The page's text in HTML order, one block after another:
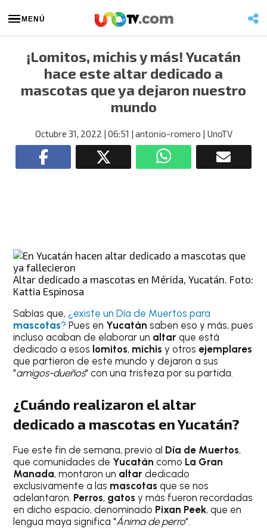
MENÚ
¡Lomitos, michis y más! Yucatán
hace este altar dedicado a
mascotas que ya dejaron nuestro
mundo
Octubre 31, 2022 | 06:51 | antonio-romero | UnoTV
Altar dedicado a mascotas en Mérida, Yucatán. Foto:
Kattia Espinosa
Sabías que,¿existe un Día de Muertos para
mascotas? Pues en Yucatán saben eso y más, pues
incluso acaban de elaborar un altar que está
dedicado a esos lomitos, michisy otros ejemplares
que partieron de este mundo y dejaron a sus
"amigos-dueños" con una tristeza por su partida.
¿Cuándo realizaron el altar
dedicado a mascotas en Yucatán?
Fue este fin de semana, previo al Día de Muertos,
que comunidades de Yucatán como La Gran
Manada, montaron un altar dedicado
exclusivamente a las mascotas que se nos
adelantaron. Perros, gatosy más fueron recordadas
en dicho espacio, denominado Pixan Peek, que en
lengua maya significa "Ánima de perro".